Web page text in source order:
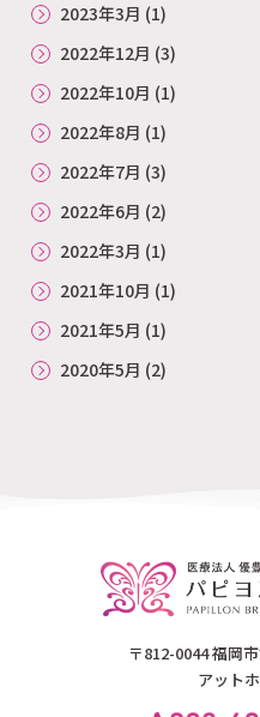
2023年3月 (1)
2022年12月 (3)
2022年10月 (1)
2022年8月 (1)
2022年7月 (3)
2022年6月 (2)
2022年3月 (1)
2021年10月 (1)
2021年5月 (1)
2020年5月 (2)
〒812-0044 福岡
アット